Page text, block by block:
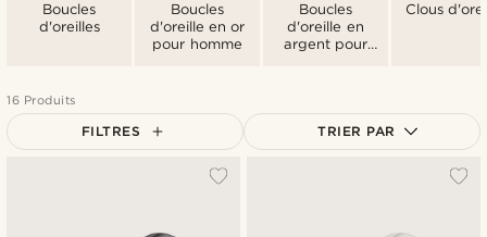
Boucles
d'oreilles
Boucles
d'oreille en or
pour homme
Boucles
d'oreille en
argent pour
Clous
16 Produits
FILTRES TRIER PAR